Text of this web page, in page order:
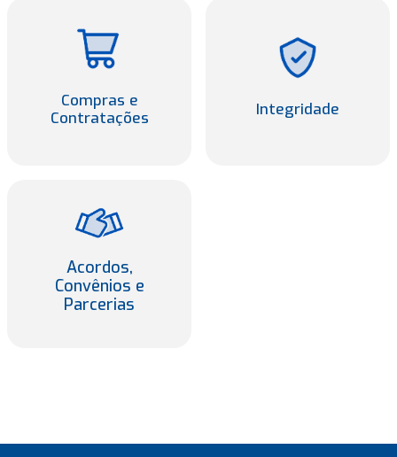
Compras e
Contratações
Compras e
Contratações
Integridade
Integridade
Acordos,
Convênios e
Parcerias
Acordos,
Convênios e
Parcerias